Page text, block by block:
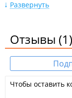
Тактильная
ПВХ,
Пандусы
Поручни и
Гусеничные
Развернуть
Отзывы (1)
Чтобы оставить